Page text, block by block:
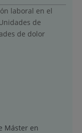
laboral en el
de
de dolor
Máster en